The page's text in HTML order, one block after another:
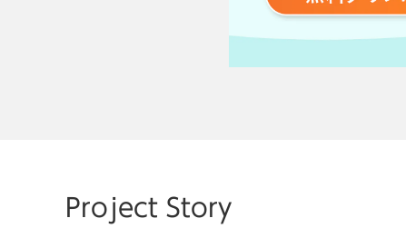
Project Story